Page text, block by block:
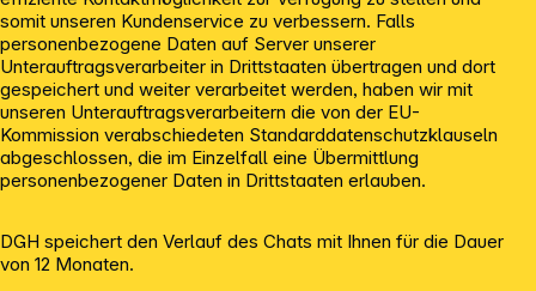
somit unseren Kundenservice zu verbessern. Falls
personenbezogene Daten auf Server unserer
Unterauftragsverarbeiter in Drittstaaten übertragen und dort
gespeichert und weiter verarbeitet werden, haben wir mit
unseren Unterauftragsverarbeitern die von der EU-
Kommission verabschiedeten Standarddatenschutzklauseln
abgeschlossen, die im Einzelfall eine Übermittlung
personenbezogener Daten in Drittstaaten erlauben.
DGH speichert den Verlauf des Chats mit Ihnen für die Dauer
von 12 Monaten.